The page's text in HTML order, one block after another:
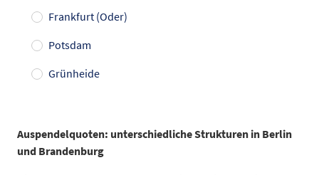
Frankfurt (Oder)
Potsdam
Grünheide
Potsdam, Stadt
24.614
Falkensee, Stadt
Auspendelquoten: unterschiedliche Strukturen in Berlin
und Brandenburg